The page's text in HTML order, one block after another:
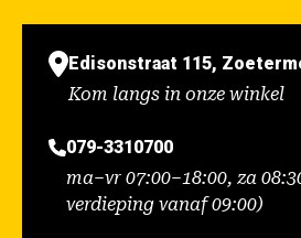
Edisonstraat 115,
Kom langs in onze winkel
079-3310700
ma–vr 07:00–18:00, za
verdieping vanaf 09:00)